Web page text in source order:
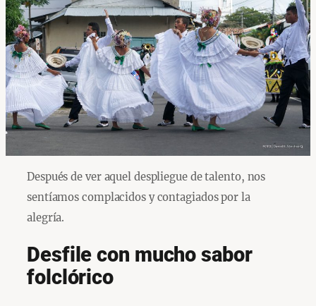
Después de ver aquel despliegue de talento, nos
sentíamos complacidos y contagiados por la
alegría.
Desfile con mucho sabor
folclórico